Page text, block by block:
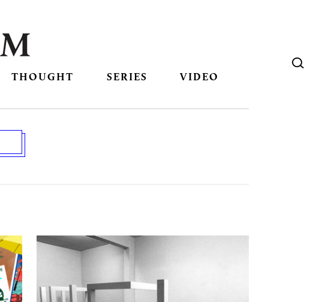
THOUGHT SERIES VIDEO